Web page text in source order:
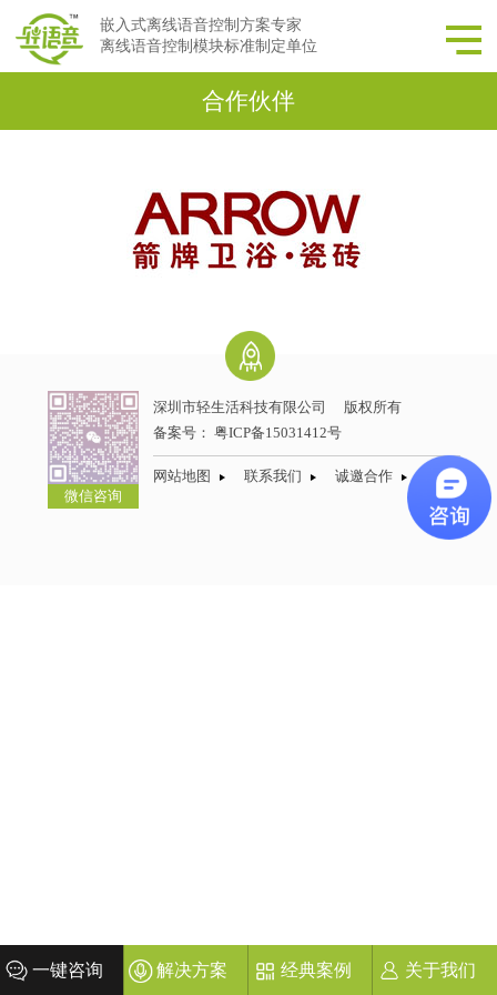
嵌入式离线语音控制方案专家
离线语音控制模块标准制定单位
合作伙伴
微信咨询
深圳市轻生活科技有限公司
版权所有
备案号：粤ICP备15031412号
网站地图 联系我们 诚邀合作
一键咨询 解决方案 经典案例 关于我们